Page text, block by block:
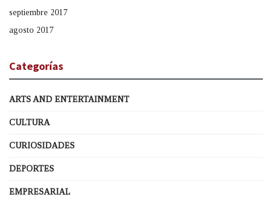
septiembre 2017
agosto 2017
Categorías
ARTS AND ENTERTAINMENT
CULTURA
CURIOSIDADES
DEPORTES
EMPRESARIAL